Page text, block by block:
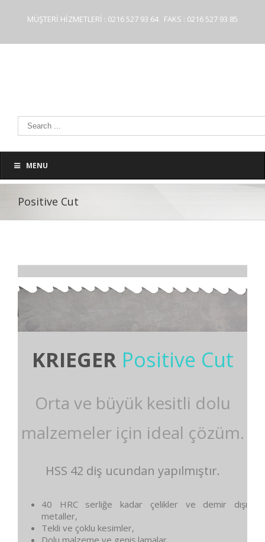
MÜŞTERİ HİZMETLERİ : 0216 527 93 64 FAKS : 0216 527 93 85
MENU
Positive Cut
KRIEGER Positive Cut
Orta ve büyük kesitli dolu
malzemeler için ideal çözüm.
HSS 42 diş ucundan yapılmıştır.
40 HRC serliğe kadar çelikler ve demir dışı
metaller,
Tekli ve çoklu kesimler,
Dolu malzeme ve geniş lamalar,